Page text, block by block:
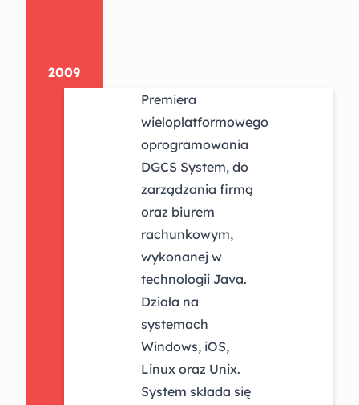
Premiera
wieloplatformowego
oprogramowania
DGCS System, do
zarządzania firmą
oraz biurem
rachunkowym,
wykonanej w
technologii Java.
Działa na
systemach
Windows, iOS,
Linux oraz Unix.
System składa się
2009